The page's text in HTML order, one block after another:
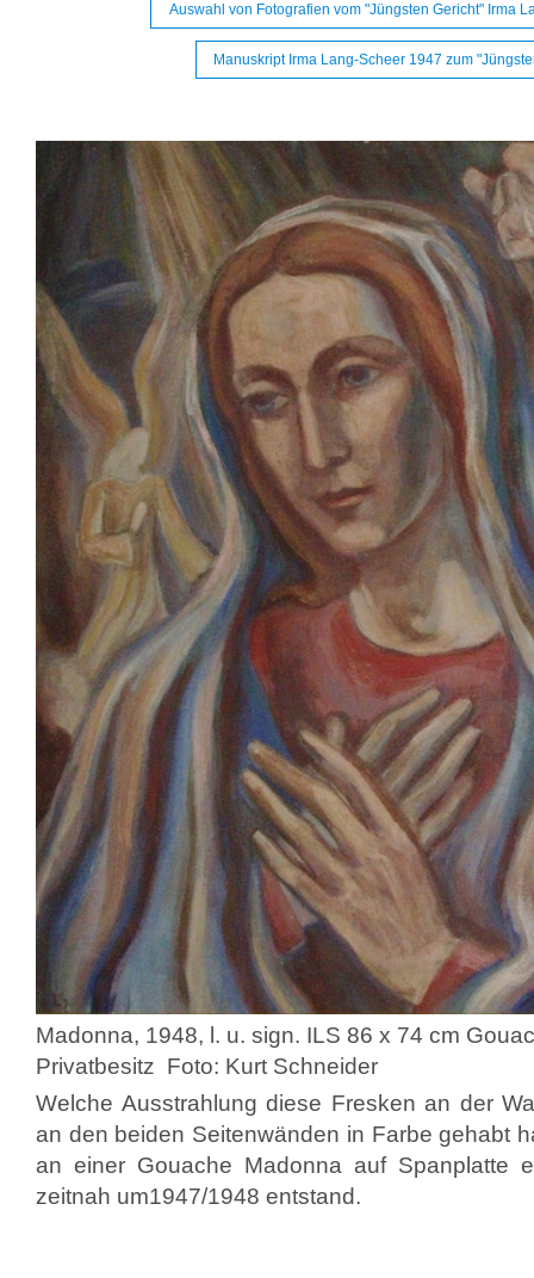
Auswahl von Fotografien vom "Jüngsten Gericht" Irma
Manuskript Irma Lang-Scheer 1947 zum
Madonna, 1948, l. u. sign. ILS 86 x 74 cm
Privatbesitz Foto: Kurt Schneider
Welche Ausstrahlung diese Fresken an der
an den beiden Seitenwänden in Farbe gehabt
an einer Gouache Madonna auf Spanplatte
zeitnah um1947/1948 entstand.